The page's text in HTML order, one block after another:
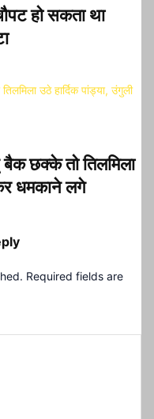
हो सकता था
छक्के तो तिलमिला
धमकाने लगे
Required fields are